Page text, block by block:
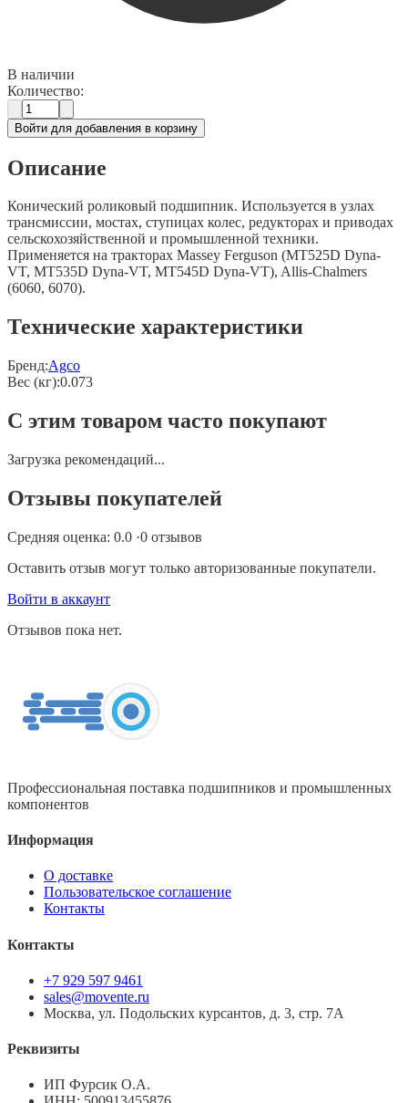
В наличии
Количество:
Войти для добавления в корзину
Описание
Конический роликовый подшипник. Используется в узлах
трансмиссии, мостах, ступицах колес, редукторах и приводах
сельскохозяйственной и промышленной техники.
Применяется на тракторах Massey Ferguson (MT525D Dyna-
VT, MT535D Dyna-VT, MT545D Dyna-VT), Allis-Chalmers
(6060, 6070).
Технические характеристики
Бренд:Agco
Вес (кг):0.073
С этим товаром часто покупают
Загрузка рекомендаций...
Отзывы покупателей
Средняя оценка: 0.0 ·0 отзывов
Оставить отзыв могут только авторизованные покупатели.
Войти в аккаунт
Отзывов пока нет.
Профессиональная поставка подшипников и промышленных
компонентов
Информация
О доставке
Пользовательское соглашение
Контакты
Контакты
+7 929 597 9461
sales@movente.ru
Москва, ул. Подольских курсантов, д. 3, стр. 7А
Реквизиты
ИП Фурсик О.А.